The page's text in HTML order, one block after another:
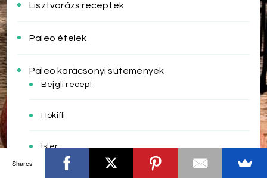
Lisztvarázs receptek
Paleo ételek
Paleo karácsonyi sütemények
Bejgli recept
Hókifli
Isler
Shares